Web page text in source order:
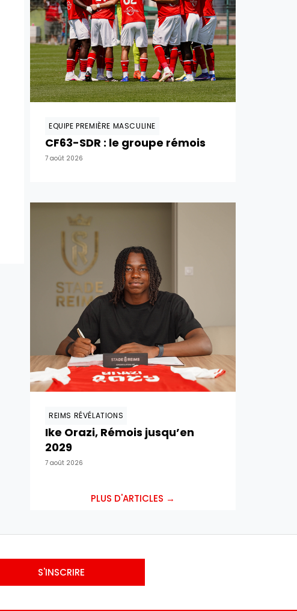
EQUIPE PREMIÈRE MASCULINE
CF63-SDR : le groupe rémois
7 août 2026
REIMS RÉVÉLATIONS
Ike Orazi, Rémois jusqu’en
2029
7 août 2026
PLUS D'ARTICLES →
S'INSCRIRE